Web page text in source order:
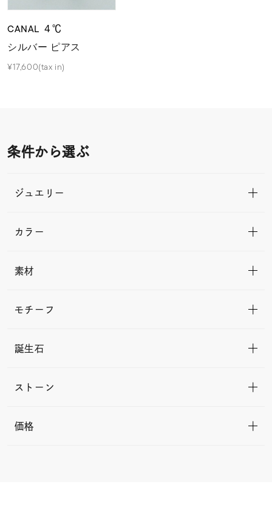
CANAL ４℃
シルバー ピアス
¥17,600(tax in)
条件から選ぶ
ジュエリー
カラー
素材
モチーフ
誕生石
ストーン
価格